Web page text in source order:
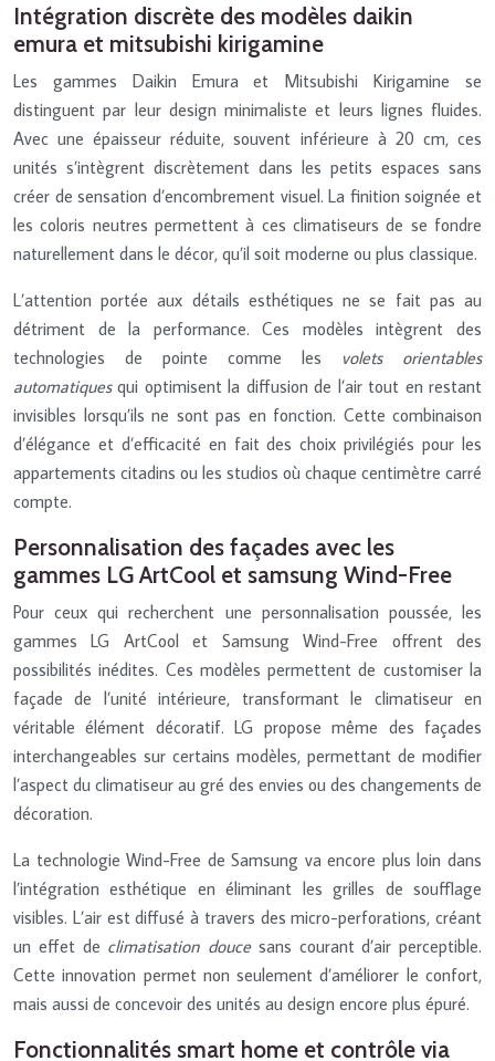
Intégration discrète des modèles daikin
emura et mitsubishi kirigamine
Les gammes Daikin Emura et Mitsubishi Kirigamine se
distinguent par leur design minimaliste et leurs lignes fluides.
Avec une épaisseur réduite, souvent inférieure à 20 cm, ces
unités s’intègrent discrètement dans les petits espaces sans
créer de sensation d’encombrement visuel. La finition soignée et
les coloris neutres permettent à ces climatiseurs de se fondre
naturellement dans le décor, qu’il soit moderne ou plus classique.
L’attention portée aux détails esthétiques ne se fait pas au
détriment de la performance. Ces modèles intègrent des
technologies de pointe comme les volets orientables
automatiquesqui optimisent la diffusion de l’air tout en restant
invisibles lorsqu’ils ne sont pas en fonction. Cette combinaison
d’élégance et d’efficacité en fait des choix privilégiés pour les
appartements citadins ou les studios où chaque centimètre carré
compte.
Personnalisation des façades avec les
gammes LG ArtCool et samsung Wind-Free
Pour ceux qui recherchent une personnalisation poussée, les
gammes LG ArtCool et Samsung Wind-Free offrent des
possibilités inédites. Ces modèles permettent de customiser la
façade de l’unité intérieure, transformant le climatiseur en
véritable élément décoratif. LG propose même des façades
interchangeables sur certains modèles, permettant de modifier
l’aspect du climatiseur au gré des envies ou des changements de
décoration.
La technologie Wind-Free de Samsung va encore plus loin dans
l’intégration esthétique en éliminant les grilles de soufflage
visibles. L’air est diffusé à travers des micro-perforations, créant
un effet de climatisation douce sans courant d’air perceptible.
Cette innovation permet non seulement d’améliorer le confort,
mais aussi de concevoir des unités au design encore plus épuré.
Fonctionnalités smart home et contrôle via